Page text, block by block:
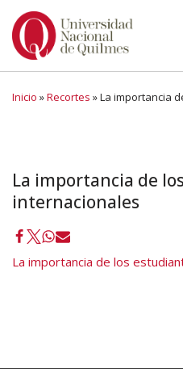
Ir
Inicio »Recortes »La importancia
La importancia de
internacionales
La importancia de los